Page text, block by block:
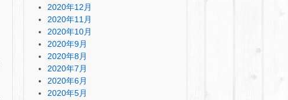
2020年12月
2020年11月
2020年10月
2020年9月
2020年8月
2020年7月
2020年6月
2020年5月